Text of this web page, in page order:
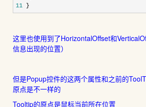
11 }
这里也使用到了HorizontalOffset和
信息出现的位置）
但是Popup控件的这两个属性和之前的
原点是不一样的
Tooltip的原点是鼠标当前所在位置